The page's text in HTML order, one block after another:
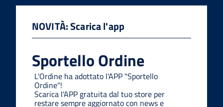
NOVITÀ: Scarica l'app
Sportello Ordine
L'Ordine ha adottato l'APP "Sportello
Ordine"!
Scarica l'APP gratuita dal tuo store per
restare sempre aggiornato con news e